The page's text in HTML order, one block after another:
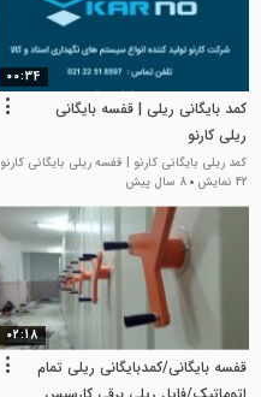
00:34
کمد بایگانی ریلی | قفسه بایگانی
ریلی کارنو
کمد ریلی بایگانی کارنو | قفسه ریلی بایگانی کارنو
42 نمایش
8 سال پیش
02:18
قفسه بایگانی/کمدبایگانی ریلی تمام